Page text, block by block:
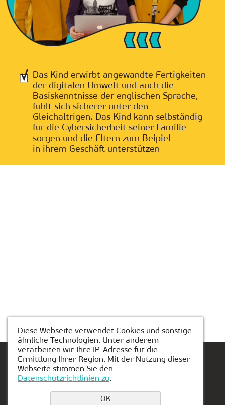
Das Kind erwirbt angewandte Fertigkeiten
der digitalen Umwelt und auch die
Basiskenntnisse der englischen Sprache,
fühlt sich sicherer unter den
Gleichaltrigen. Das Kind kann selbständig
für die Cybersicherheit seiner Familie
sorgen und die Eltern zum Beipiel
in ihrem Geschäft unterstützen
Einen Platz buchen
Diese Webseite verwendet Cookies und sonstige
ähnliche Technologien. Unter anderem
verarbeiten wir Ihre IP-Adresse für die
Ermittlung Ihrer Region. Mit der Nutzung dieser
Webseite stimmen Sie den
Datenschutzrichtlinien zu.
OK